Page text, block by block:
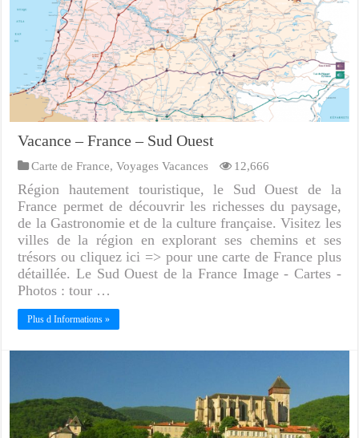
Vacance – France – Sud Ouest
Carte de France,Voyages Vacances 12,666
Région hautement touristique, le Sud Ouest de la
France permet de découvrir les richesses du paysage,
de la Gastronomie et de la culture française. Visitez les
villes de la région en explorant ses chemins et ses
trésors ou cliquez ici => pour une carte de France plus
détaillée. Le Sud Ouest de la France Image - Cartes -
Photos : tour …
Plus d Informations »